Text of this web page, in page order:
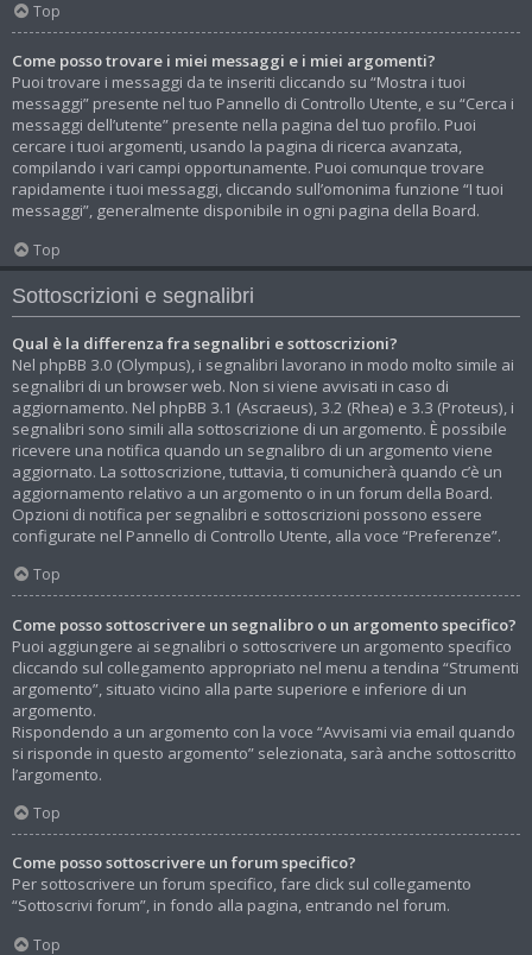
Top
Come posso trovare i miei messaggi e i miei argomenti?
Puoi trovare i messaggi da te inseriti cliccando su “Mostra i tuoi
messaggi” presente nel tuo Pannello di Controllo Utente, e su “Cerca i
messaggi dell’utente” presente nella pagina del tuo profilo. Puoi
cercare i tuoi argomenti, usando la pagina di ricerca avanzata,
compilando i vari campi opportunamente. Puoi comunque trovare
rapidamente i tuoi messaggi, cliccando sull’omonima funzione “I tuoi
messaggi”, generalmente disponibile in ogni pagina della Board.
Top
Sottoscrizioni e segnalibri
Qual è la differenza fra segnalibri e sottoscrizioni?
Nel phpBB 3.0 (Olympus), i segnalibri lavorano in modo molto simile ai
segnalibri di un browser web. Non si viene avvisati in caso di
aggiornamento. Nel phpBB 3.1 (Ascraeus), 3.2 (Rhea) e 3.3 (Proteus), i
segnalibri sono simili alla sottoscrizione di un argomento. È possibile
ricevere una notifica quando un segnalibro di un argomento viene
aggiornato. La sottoscrizione, tuttavia, ti comunicherà quando c’è un
aggiornamento relativo a un argomento o in un forum della Board.
Opzioni di notifica per segnalibri e sottoscrizioni possono essere
configurate nel Pannello di Controllo Utente, alla voce “Preferenze”.
Top
Come posso sottoscrivere un segnalibro o un argomento specifico?
Puoi aggiungere ai segnalibri o sottoscrivere un argomento specifico
cliccando sul collegamento appropriato nel menu a tendina “Strumenti
argomento”, situato vicino alla parte superiore e inferiore di un
argomento.
Rispondendo a un argomento con la voce “Avvisami via email quando
si risponde in questo argomento” selezionata, sarà anche sottoscritto
l’argomento.
Top
Come posso sottoscrivere un forum specifico?
Per sottoscrivere un forum specifico, fare click sul collegamento
“Sottoscrivi forum”, in fondo alla pagina, entrando nel forum.
Top